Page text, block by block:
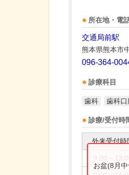
所在地・電
交通局前駅
熊本県熊本市
096-364-
診療科目
歯科 歯科
診療/受付時
外来受付時
お盆(8月